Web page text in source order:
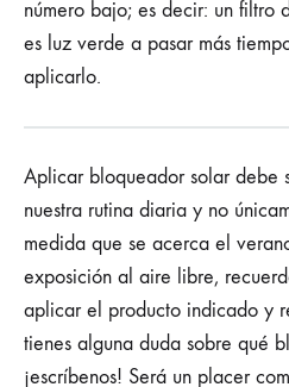
número bajo; es decir: un filtro
es luz verde a pasar más
aplicarlo.
Aplicar bloqueador solar debe
nuestra rutina diaria y no
medida que se acerca el
exposición al aire libre,
aplicar el producto indicado y
tienes alguna duda sobre qué
¡escríbenos! Será un placer